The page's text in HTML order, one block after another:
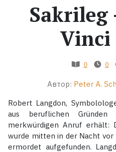
Серии
Экранизации
Sakrileg
Vinci
0 0
Автор: Peter A.
Robert Langdon,
aus beruflichen
merkwürdigen Anruf erhält:
wurde mitten in der Nacht vor
ermordet aufgefunden.